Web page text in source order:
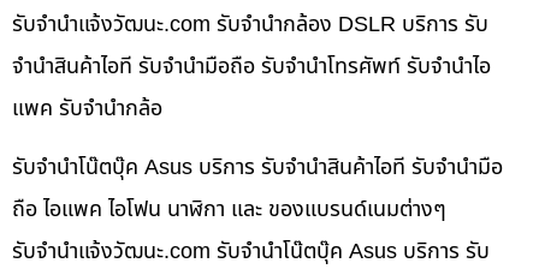
รับจํานําแจ้งวัฒนะ.com รับจำนำกล้อง DSLR บริการ รับ
จำนำสินค้าไอที รับจำนำมือถือ รับจำนำโทรศัพท์ รับจำนำไอ
แพค รับจำนำกล้อ
รับจำนำโน๊ตบุ๊ค Asus บริการ รับจำนำสินค้าไอที รับจำนำมือ
ถือ ไอแพค ไอโฟน นาฬิกา และ ของแบรนด์เนมต่างๆ
รับจํานําแจ้งวัฒนะ.com รับจำนำโน๊ตบุ๊ค Asus บริการ รับ